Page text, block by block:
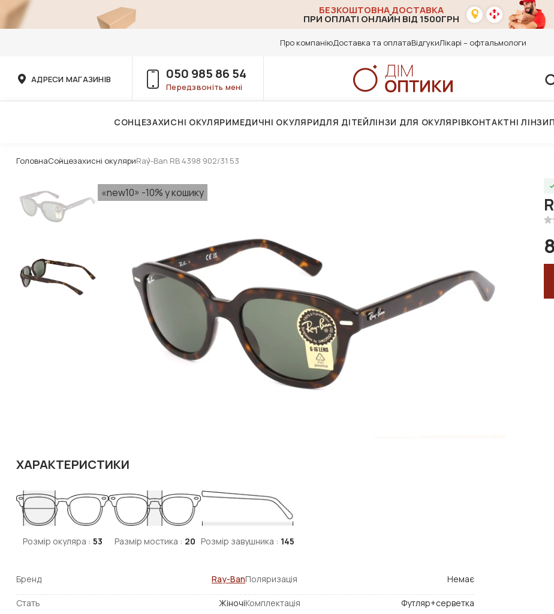
БЕЗКОШТОВНА ДОСТАВКА
ПРИ ОПЛАТІ ОНЛАЙН ВІД 1500ГРН
Про компаніюДоставка та оплатаВідгукиЛікарі – офтальмологи
АДРЕСИ МАГАЗИНІВ 050 985 86 54
Передзвоніть мені
СОНЦЕЗАХИСНІ ОКУЛЯРИМЕДИЧНІ ОКУЛЯРИДЛЯ ДІТЕЙЛІНЗИ ДЛЯ ОКУЛЯРІВКОНТАКТНІ ЛІНЗИ
ГоловнаСонцезахисні окуляриRay-Ban RB 4398 902/31 53
«new10» -10% у кошику
ХАРАКТЕРИСТИКИ
Розмір окуляра : 53 Размір мостика : 20 Розмір завушника : 145
Бренд Ray-Ban
Стать Жіночі
Поляризація Немає
Комплектація Футляр+серветка